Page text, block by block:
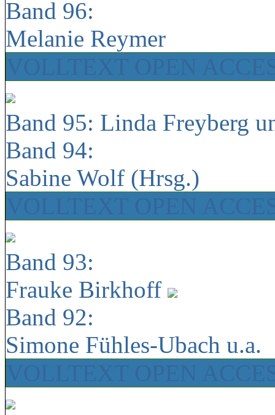
Band 96:
Melanie Reymer
Band 95: Linda Freyberg
Band 94:
Sabine Wolf (Hrsg.)
Band 93:
Frauke Birkhoff
Band 92:
Simone Fühles-Ubach u.a.